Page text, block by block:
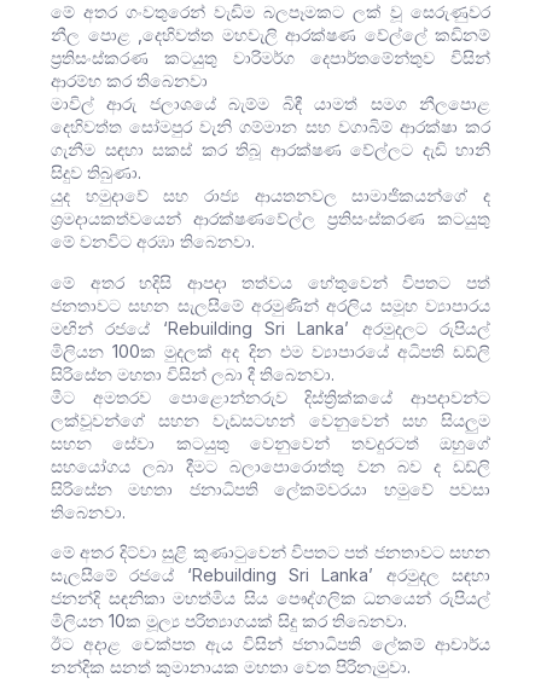
මේ අතර ගංවතුරෙන් වැඩිම බලපෑමකට ලක් වූ සෙරුණුවර
නීල පොළ ,දෙහිවත්ත මහවැලි ආරක්ෂණ වේල්ලේ කඩිනම්
ප්‍රතිසංස්කරණ කටයුතු වාරිමර්ග දෙපාර්තමේන්තුව විසින්
ආරම්භ කර තිබෙනවා
මාවිල් ආරු ජලාශයේ බැම්ම බිඳී යාමත් සමග නීලපොළ
දෙහිවත්ත සෝමපුර වැනි ගම්මාන සහ වගාබිම් ආරක්ෂා කර
ගැනීම සඳහා සකස් කර තිබූ ආරක්ෂණ වේල්ලට දැඩි හානි
සිදුව තිබුණා.
යුද හමුදාවේ සහ රාජ්‍ය ආයතනවල සාමාජිකයන්ගේ ද
ශ්‍රමදායකත්වයෙන් ආරක්ෂණවේල්ල ප්‍රතිසංස්කරණ කටයුතු
මේ වනවිට අරඹා තිබෙනවා.
මේ අතර හදිසි ආපදා තත්වය හේතුවෙන් විපතට පත්
ජනතාවට සහන සැලසීමේ අරමුණින් අරලිය සමූහ ව්‍යාපාරය
මඟින් රජයේ ‘Rebuilding Sri Lanka’ අරමුදලට රුපියල්
මිලියන 100ක මුදලක් අද දින එම ව්‍යාපාරයේ අධිපති ඩඩ්ලි
සිරිසේන මහතා විසින් ලබා දී තිබෙනවා.
මීට අමතරව පොළොන්නරුව දිස්ත්‍රික්කයේ ආපදාවන්ට
ලක්වූවන්ගේ සහන වැඩසටහන් වෙනුවෙන් සහ සියලුම
සහන සේවා කටයුතු වෙනුවෙන් තවදුරටත් ඔහුගේ
සහයෝගය ලබා දීමට බලාපොරොත්තු වන බව ද ඩඩ්ලි
සිරිසේන මහතා ජනාධිපති ලේකම්වරයා හමුවේ පවසා
තිබෙනවා.
මේ අතර දිට්වා සුළි කුණාටුවෙන් විපතට පත් ජනතාවට සහන
සැලසීමේ රජයේ ‘Rebuilding Sri Lanka’ අරමුදල සඳහා
ජනන්දි සඳනිකා මහත්මිය සිය පෞද්ගලික ධනයෙන් රුපියල්
මිලියන 10ක මූල්‍ය පරිත්‍යාගයක් සිදු කර තිබෙනවා.
ඊට අදාළ චෙක්පත ඇය විසින් ජනාධිපති ලේකම් ආචාර්ය
නන්දික සනත් කුමානායක මහතා වෙත පිරිනැමුවා.